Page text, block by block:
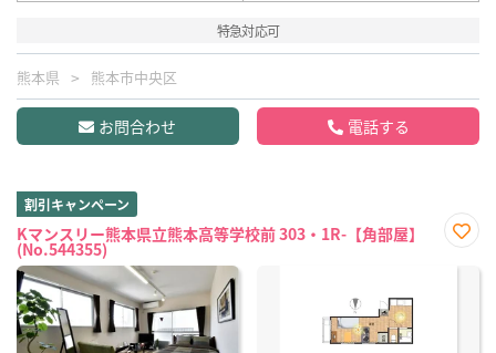
特急対応可
熊本県 熊本市中央区
お問合わせ 電話する
割引キャンペーン
Kマンスリー熊本県立熊本高等学校前 303・1R-【角部屋】
(No.544355)
に入